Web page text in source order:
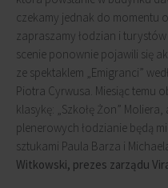
czekamy jednak do momentu
zapraszamy łodzian i
scenie ponownie pojawili się
ze spektaklem „Emigranci”
Piotra Cyrwusa. Miesiąc temu
klasykę: „Szkołę Żon”
plenerowych łodzianie będą
sztukami Paula Barza i
Witkowski, prezes zarządu